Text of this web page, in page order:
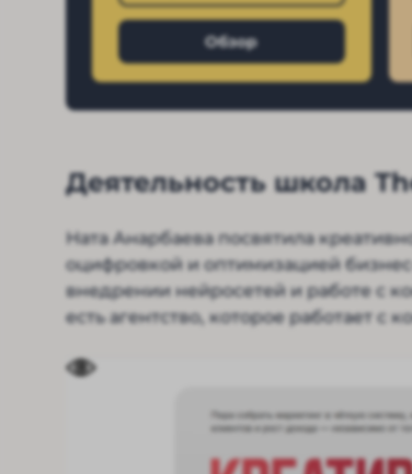
Обзор
Деятельность школа
Ната Анарбаева посвятила
оцифровкой и оптимизацией
внедрении нейросетей и работе с
есть агентство, которое работает с